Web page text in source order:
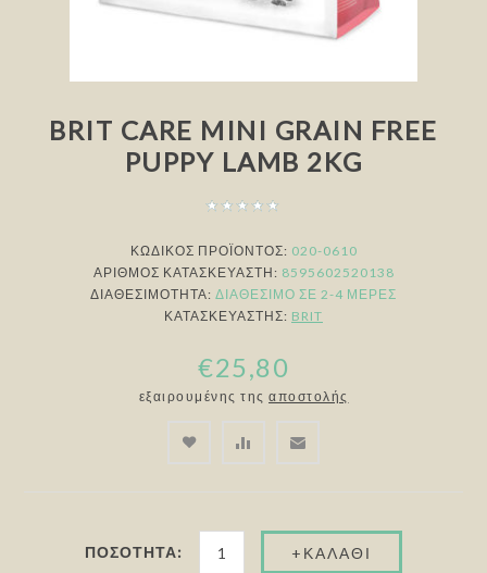
BRIT CARE MINI GRAIN FREE
PUPPY LAMB 2KG
ΚΩΔΙΚΟΣ ΠΡΟΪΟΝΤΟΣ: 020-0610
ΑΡΙΘΜΌΣ ΚΑΤΑΣΚΕΥΑΣΤΉ: 8595602520138
ΔΙΑΘΕΣΙΜΌΤΗΤΑ: ΔΙΑΘΈΣΙΜΟ ΣΕ 2-4 ΜΈΡΕΣ
ΚΑΤΑΣΚΕΥΑΣΤΉΣ: BRIT
€25,80
εξαιρουμένης της αποστολής
ΠΟΣΌΤΗΤΑ: